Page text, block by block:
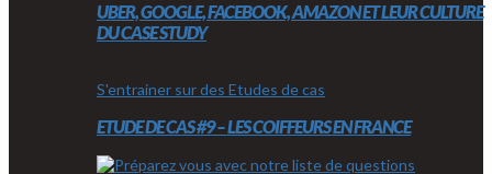
UBER, GOOGLE, FACEBOOK, AMAZON ET LEUR CULTURE
DU CASE STUDY
S'entrainer sur des Etudes de cas
ETUDE DE CAS #9 – LES COIFFEURS EN FRANCE